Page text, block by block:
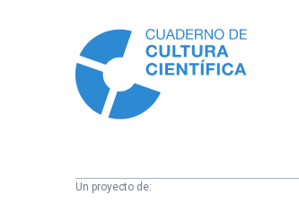
Un proyecto de: